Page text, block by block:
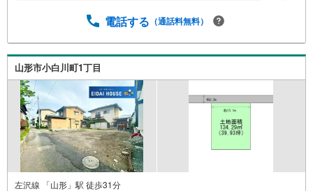
に気になる住宅ローン各種税金についても、誠心誠意ご説
子様連れのご家族様で是非お越しください。営業時間:10:0
0～18:00（定休日火・水曜日※店舗により変動あり）現地の
ご案内も可能ですので、どうぞお気軽にお問い合わせくだ
電話する （通話料無料）
山形市小白川町1丁目
左沢線 「山形」駅 徒歩31分